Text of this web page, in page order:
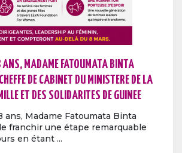
MADAME FATOUMATA BINTA
DE CABINET DU MINISTERE DE LA
ET DES SOLIDARITES DE GUINEE
ans, Madame Fatoumata Binta
franchir une étape remarquable
en étant ...